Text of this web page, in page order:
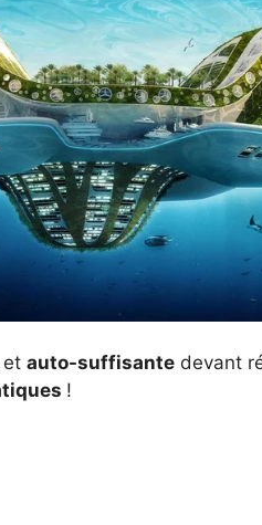
et auto-suffisante devant
!